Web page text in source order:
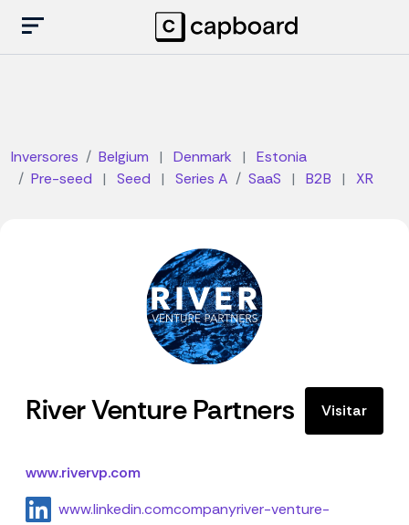
Inversores Belgium | Denmark |
Estonia
Pre-seed
| Seed | Series A SaaS | B2B | XR
River Venture Partners Visitar
www.rivervp.com
www.linkedin.comcompanyriver-venture-